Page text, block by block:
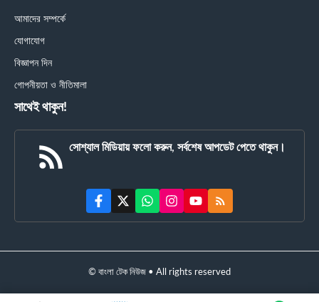
আমাদের সম্পর্কে
যোগাযোগ
বিজ্ঞাপন দিন
গোপনীয়তা ও নীতিমালা
সাথেই থাকুন!
সোশ্যাল মিডিয়ায় ফলো করুন, সর্বশেষ আপডেট পেতে থাকুন।
© বাংলা টেক নিউজ • All rights reserved